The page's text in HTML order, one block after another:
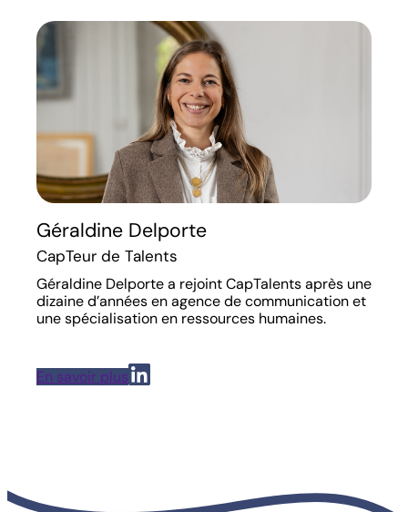
Géraldine Delporte
CapTeur de Talents
Géraldine Delporte a rejoint CapTalents après une
dizaine d’années en agence de communication et
une spécialisation en ressources humaines.
En savoir plus